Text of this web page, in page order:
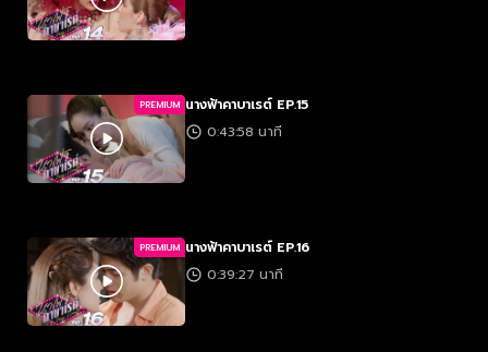
PREMIUM นางฟ้าคาบาเรต์ EP.15
0:43:58 นาที
PREMIUM นางฟ้าคาบาเรต์ EP.16
0:39:27 นาที